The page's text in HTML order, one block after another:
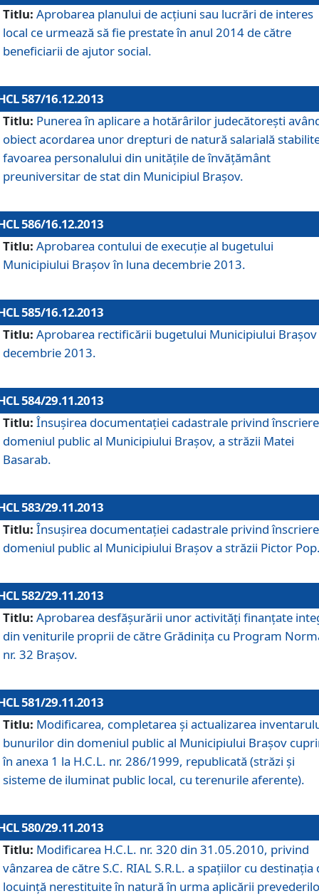
Titlu: Aprobarea planului de acţiuni sau lucrări de interes
local ce urmează să fie prestate în anul 2014 de către
beneficiarii de ajutor social.
587/16.12.2013
Titlu: Punerea în aplicare a hotărârilor judecătoreşti
obiect acordarea unor drepturi de natură salarială
favoarea personalului din unităţile de învăţământ
preuniversitar de stat din Municipiul Braşov.
586/16.12.2013
Titlu: Aprobarea contului de execuţie al bugetului
Municipiului Braşov în luna decembrie 2013.
585/16.12.2013
Titlu: Aprobarea rectificării bugetului Municipiului Braşov
decembrie 2013.
584/29.11.2013
Titlu: Însuşirea documentaţiei cadastrale privind
domeniul public al Municipiului Braşov, a străzii Matei
Basarab.
583/29.11.2013
Titlu: Însuşirea documentaţiei cadastrale privind
domeniul public al Municipiului Braşov a străzii Pictor
582/29.11.2013
Titlu: Aprobarea desfăşurării unor activităţi finanţate
din veniturile proprii de către Grădiniţa cu Program
nr. 32 Braşov.
581/29.11.2013
Titlu: Modificarea, completarea şi actualizarea
bunurilor din domeniul public al Municipiului Braşov
în anexa 1 la H.C.L. nr. 286/1999, republicată (străzi şi
sisteme de iluminat public local, cu terenurile aferente).
580/29.11.2013
Titlu: Modificarea H.C.L. nr. 320 din 31.05.2010, privind
vânzarea de către S.C. RIAL S.R.L. a spaţiilor cu destinaţia
locuinţă nerestituite în natură în urma aplicării